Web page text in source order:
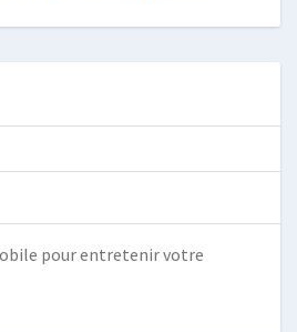
pour entretenir votre